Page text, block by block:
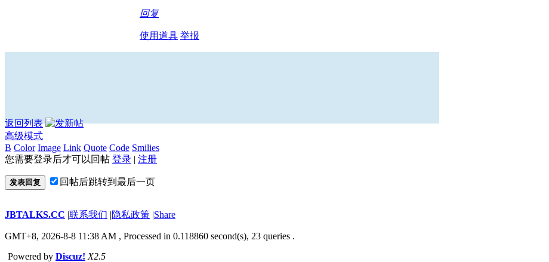
回复
使用道具 举报
返回列表
高级模式
B Color Image Link Quote Code Smilies
您需要登录后才可以回帖 登录 | 注册
发表回复 回帖后跳转到最后一页
JBTALKS.CC |联系我们 |隐私政策 |Share
GMT+8, 2026-8-8 11:38 AM , Processed in 0.118860 second(s), 23 queries .
Powered by Discuz! X2.5